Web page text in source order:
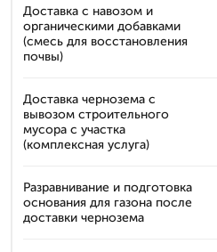
Доставка с навозом и
органическими добавками
(смесь для восстановления
почвы)
Доставка чернозема с
вывозом строительного
мусора с участка
(комплексная услуга)
Разравнивание и подготовка
основания для газона после
доставки чернозема